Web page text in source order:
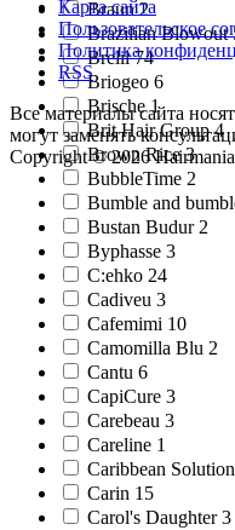
Braun 2
Brazilian Blowout
Brelil 74
Briogeo 6
Brische 1
Brit Hair Group 4
Brown Rice 3
BubbleTime 2
Bumble and
Bustan Budur 2
Byphasse 3
C:ehko 24
Cadiveu 3
Cafemimi 10
Camomilla Blu 2
Cantu 6
CapiCure 3
Carebeau 3
Careline 1
Caribbean
Carin 15
Carol's Daughter 3
Карта сайта
Пользовательское
Политика
RSS
Все материалы сайта
могут заменять
Copyright © 2026